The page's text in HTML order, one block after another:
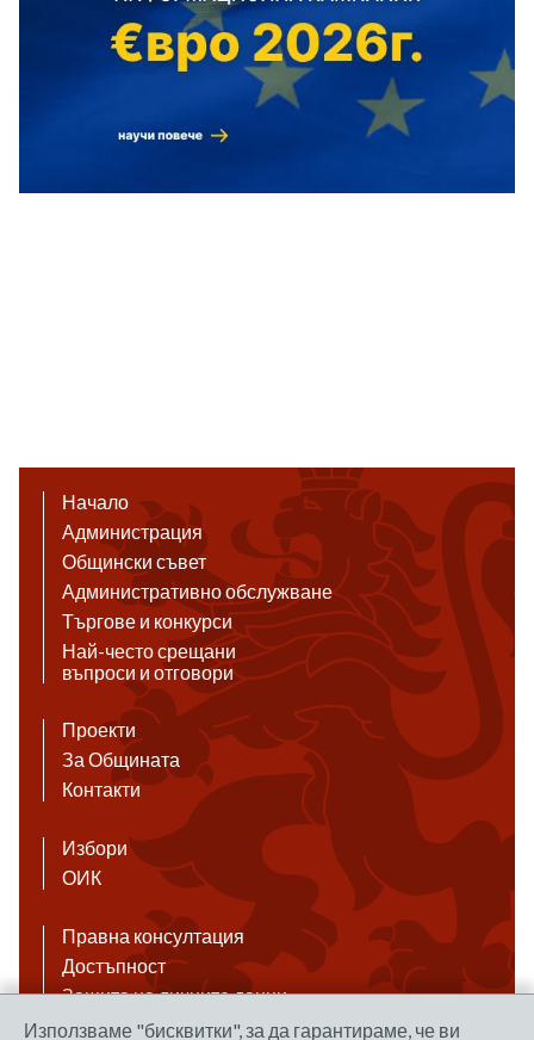
Начало
Администрация
Общински съвет
Административно обслужване
Търгове и конкурси
Най-често срещани
въпроси и отговори
Проекти
За Общината
Контакти
Избори
ОИК
Правна консултация
Достъпност
Защита на личните данни
Антикорупция
Използваме "бисквитки", за да гарантираме, че ви